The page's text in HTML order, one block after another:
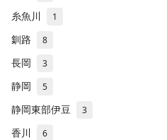
糸魚川 1
釧路 8
長岡 3
静岡 5
静岡東部伊豆 3
香川 6